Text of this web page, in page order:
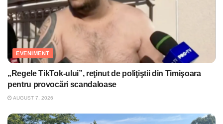
EVENIMENT
„Regele TikTok-ului”, reţinut de poliţiştii din Timişoara
pentru provocări scandaloase
AUGUST 7, 2026